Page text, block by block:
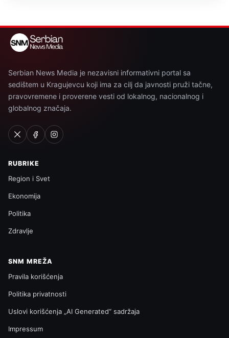
Serbian News Media je nezavisni informativni portal sa
sedištem u Kragujevcu koji ima za cilj da javnosti pruži tačne,
pravovremene i proverene vesti od lokalnog, nacionalnog i
globalnog značaja.
RUBRIKE
Region i Svet
Ekonomija
Politika
Zdravlje
SNM MREŽA
Pravila korišćenja
Politika privatnosti
Uslovi korišćenja „AI Generated“ sadržaja
Impressum